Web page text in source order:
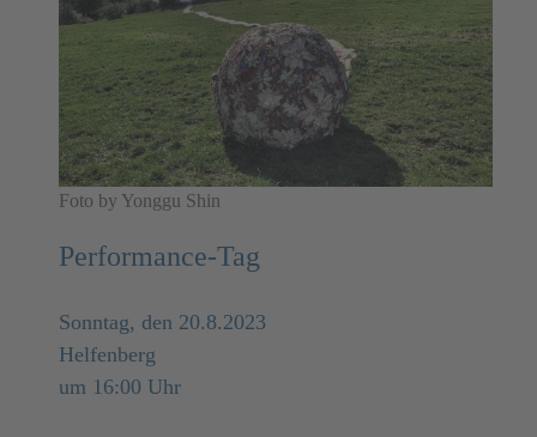
Foto by Yonggu Shin
Performance-Tag
Sonntag, den 20.8.2023
Helfenberg
um 16:00 Uhr